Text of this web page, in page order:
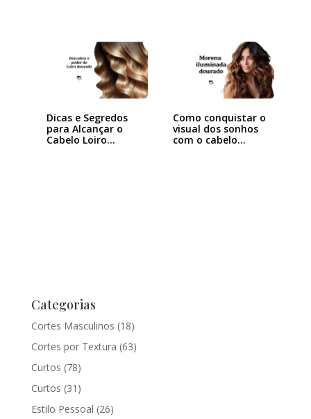
Dicas e Segredos
para Alcançar o
Cabelo Loiro…
Como conquistar o
visual dos sonhos
com o cabelo…
Categorias
Cortes Masculinos (18)
Cortes por Textura (63)
Curtos (78)
Curtos (31)
Estilo Pessoal (26)